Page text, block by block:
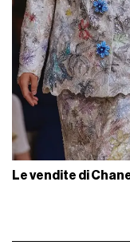
Le vendite di